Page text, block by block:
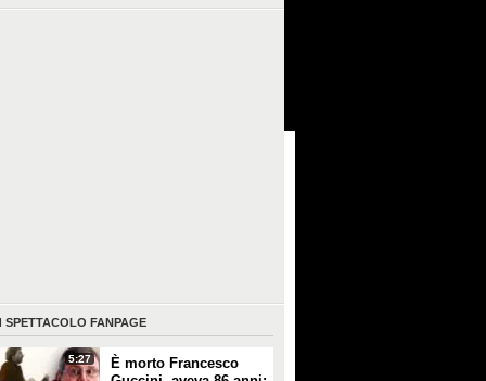
SPETTACOLO FANPAGE
5:27
È morto Francesco